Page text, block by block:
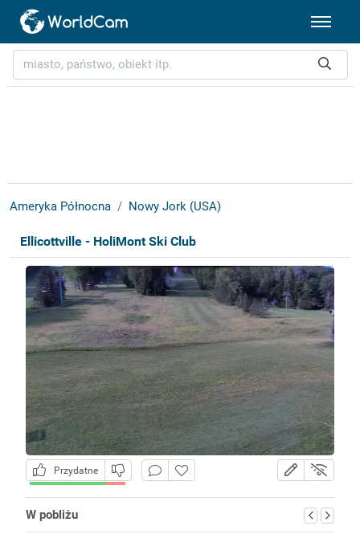
Ameryka Północna Nowy Jork (USA)
Ellicottville - HoliMont Ski Club
Przydatne
W pobliżu